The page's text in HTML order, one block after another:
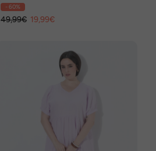
- 60%
49,99€ 19,99€